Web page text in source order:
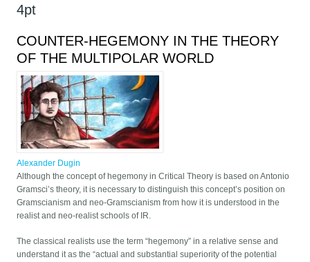
4pt
COUNTER-HEGEMONY IN THE THEORY
OF THE MULTIPOLAR WORLD
Alexander Dugin
Although the concept of hegemony in Critical Theory is based on Antonio
Gramsci’s theory, it is necessary to distinguish this concept’s position on
Gramscianism and neo-Gramscianism from how it is understood in the
realist and neo-realist schools of IR.
The classical realists use the term “hegemony” in a relative sense and
understand it as the “actual and substantial superiority of the potential